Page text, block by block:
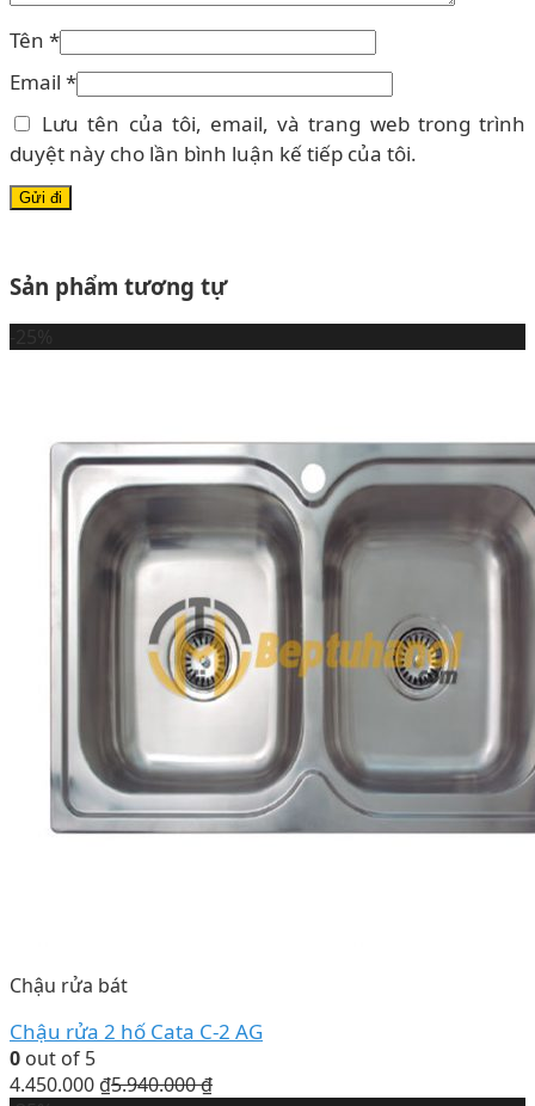
Tên *
Email *
Lưu tên của tôi, email, và trang web trong trình
duyệt này cho lần bình luận kế tiếp của tôi.
Sản phẩm tương tự
Chậu rửa bát
Chậu rửa 2 hố Cata C-2 AG
0 out of 5
4.450.000 ₫5.940.000₫